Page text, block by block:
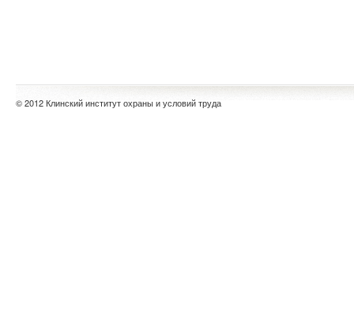
© 2012 Клинский институт охраны и условий труда